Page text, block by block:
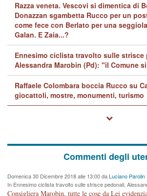
Razza veneta. Vescovi si dimentica di
Donazzan sgambetta Rucco per un
come fece con Berlato per una
Galan. E Zaia...?
Ennesimo ciclista travolto sulle strisce
Alessandra Marobin (Pd): "il Comune
Raffaele Colombara boccia Rucco su
giocattoli, mostre, monumenti, turismo
Commenti degli
Domenica 30 Dicembre 2018 alle 13:00 daLuciano Parolin
In Ennesimo ciclista travolto sulle strisce pedonali,
Comune si svegli"